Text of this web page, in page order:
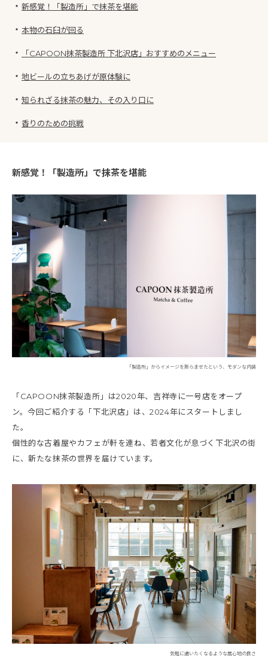
・ 新感覚！「製造所」で抹茶を堪能
・ 本物の石臼が回る
・ 「CAPOON抹茶製造所 下北沢店」おすすめのメニュー
・ 地ビールの立ちあげが原体験に
・ 知られざる抹茶の魅力、その入り口に
・ 香りのための挑戦
新感覚！「製造所」で抹茶を堪能
「製造所」からイメージを膨らませたという、モダンな内装
「CAPOON抹茶製造所」は2020年、吉祥寺に一号店をオープ
ン。今回ご紹介する「下北沢店」は、2024年にスタートしまし
た。
個性的な古着屋やカフェが軒を連ね、若者文化が息づく下北沢の街
に、新たな抹茶の世界を届けています。
気軽に通いたくなるような居心地の良さ